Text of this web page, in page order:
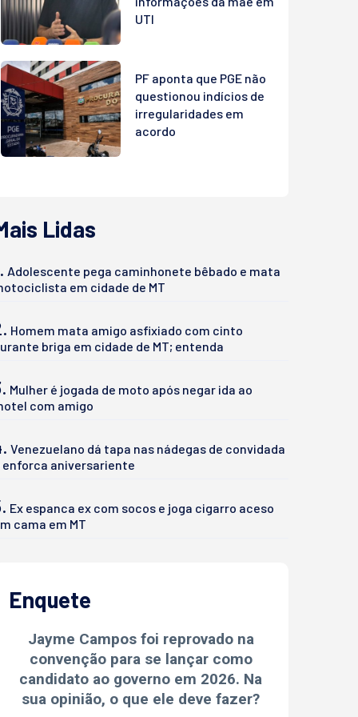
UTI
PF aponta que PGE não
questionou indícios de
irregularidades em
acordo
Lidas
Adolescente pega caminhonete bêbado e mata
em cidade de MT
Homem mata amigo asfixiado com cinto
briga em cidade de MT; entenda
Mulher é jogada de moto após negar ida ao
com amigo
Venezuelano dá tapa nas nádegas de convidada
enforca aniversariente
Ex espanca ex com socos e joga cigarro aceso
cama em MT
Enquete
Jayme Campos foi reprovado na
convenção para se lançar como
candidato ao governo em 2026. Na
sua opinião, o que ele deve fazer?